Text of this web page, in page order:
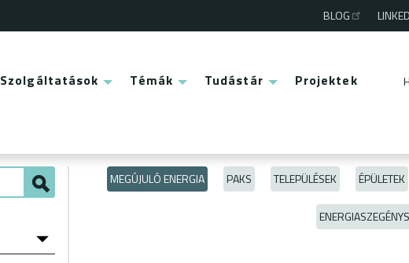
ENERGIAKLUB
Szolgáltatások Témák Tudástár Projektek
Third
BLOG
MEGÚJULÓ ENERGIA PAKS TELEPÜLÉSEK ÉPÜLETEK